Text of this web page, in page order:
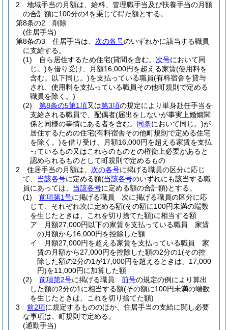
2
地域手当の月額は、給料、管理職手当及び扶養手当の月額
の合計額に100分の4を乗じて得た額とする。
第8条の2
削除
(住居手当)
第8条の3
住居手当は、 次の各号のいずれかに該当する職員
に支給する。
(1)
自ら居住するため住宅(貸間を含む。 次号において同
じ。)を借り受け、月額16,000円を超える家賃(使用料を
含む。以下同じ。)を支払っている職員(有料宿舎を貸与
され、使用料を支払っている職員その他町規則で定める
職員を除く。)
(2)
第8条の5第1項又は第3項の規定により単身赴任手当を
支給される職員で、配偶者(届出をしないが事実上婚姻関
係と同様の事情にある者を含む。 同条において同じ。)が
居住するための住宅(有料宿舎その他町規則で定める住宅
を除く。)を借り受け、月額16,000円を超える家賃を支払
っているもの又はこれらのものとの権衡上必要があると
認められるものとして町規則で定めるもの
2
住居手当の月額は、 次の各号に掲げる職員の区分に応じ
て、 当該各号に定める額(当該各号のいずれにも該当する職
員にあっては、 当該各号に定める額の合計額)とする。
(1)
前項第1号に掲げる職員 次に掲げる職員の区分に応
じて、それぞれ次に定める額(その額に100円未満の端数
を生じたときは、これを切り捨てた額)に相当する額
ア
月額27,000円以下の家賃を支払っている職員 家賃
の月額から16,000円を控除した額
イ
月額27,000円を超える家賃を支払っている職員 家
賃の月額から27,000円を控除した額の2分の1(その控
除した額の2分の1が17,000円を超えるときは、17,000
円)を11,000円に加算した額
(2)
前項第2号に掲げる職員 前号の規定の例により算出
した額の2分の1に相当する額(その額に100円未満の端数
を生じたときは、これを切り捨てた額)
3
前2項に規定するもののほか、住居手当の支給に関し必要
な事項は、町規則で定める。
(通勤手当)